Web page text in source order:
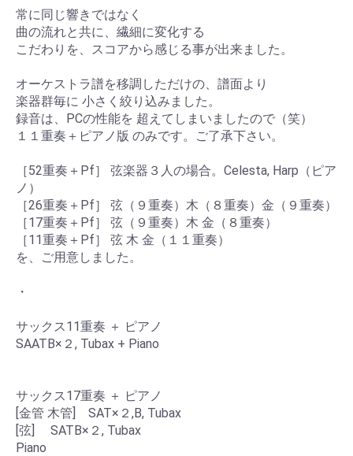
常に同じ響きではなく
曲の流れと共に、繊細に変化する
こだわりを、スコアから感じる事が出来ました。
オーケストラ譜を移調しただけの、譜面より
楽器群毎に 小さく絞り込みました。
録音は、PCの性能を 超えてしまいましたので（笑）
１１重奏＋ピアノ版 のみです。ご了承下さい。
［52重奏＋Pf］ 弦楽器３人の場合。Celesta, Harp（ピア
ノ）
［26重奏＋Pf］ 弦（９重奏）木（８重奏）金（９重奏）
［17重奏＋Pf］ 弦（９重奏）木 金（８重奏）
［11重奏＋Pf］ 弦 木 金（１１重奏）
を、ご用意しました。
・
サックス11重奏 ＋ ピアノ
SAATB×２, Tubax + Piano
サックス17重奏 ＋ ピアノ
[金管 木管] SAT×２,B, Tubax
[弦] SATB×２, Tubax
Piano